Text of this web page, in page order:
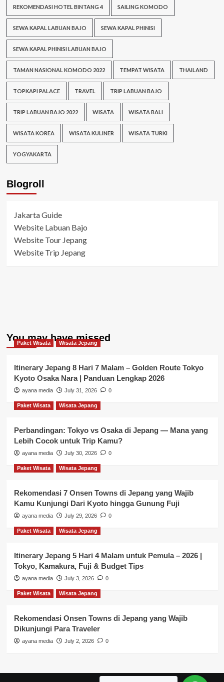
REKOMENDASI HOTEL BINTANG 4 SAILING KOMODO
SEWA KAPAL LABUAN BAJO SEWA KAPAL PHINISI
SEWA KAPAL PHINISI LABUAN BAJO
TAMAN NASIONAL KOMODO 2022 TEMPAT WISATA THAILAND
TOPKAPI PALACE TRAVEL TRIP LABUAN BAJO
TRIP LABUAN BAJO 2022 WISATA WISATA BALI
WISATA KOREA WISATA KULINER WISATA TURKI
YOGYAKARTA
Blogroll
Jakarta Guide
Website Labuan Bajo
Website Tour Jepang
Website Trip Jepang
You may have missed
Paket Wisata Wisata Jepang
Itinerary Jepang 8 Hari 7 Malam – Golden Route Tokyo
Kyoto Osaka Nara | Panduan Lengkap 2026
ayana media July 31, 2026 0
Paket Wisata Wisata Jepang
Perbandingan: Tokyo vs Osaka di Jepang — Mana yang
Lebih Cocok untuk Trip Kamu?
ayana media July 30, 2026 0
Paket Wisata Wisata Jepang
Rekomendasi 7 Onsen Towns di Jepang yang Wajib
Kamu Kunjungi Dari Kyoto hingga Gunung Fuji
ayana media July 29, 2026 0
Paket Wisata Wisata Jepang
Itinerary Jepang 5 Hari 4 Malam untuk Pemula – 2026 |
Tokyo, Kamakura, Fuji & Budget Tips
ayana media July 3, 2026 0
Paket Wisata Wisata Jepang
Rekomendasi Onsen Towns di Jepang yang Wajib
Dikunjungi Para Traveler
ayana media July 2, 2026 0